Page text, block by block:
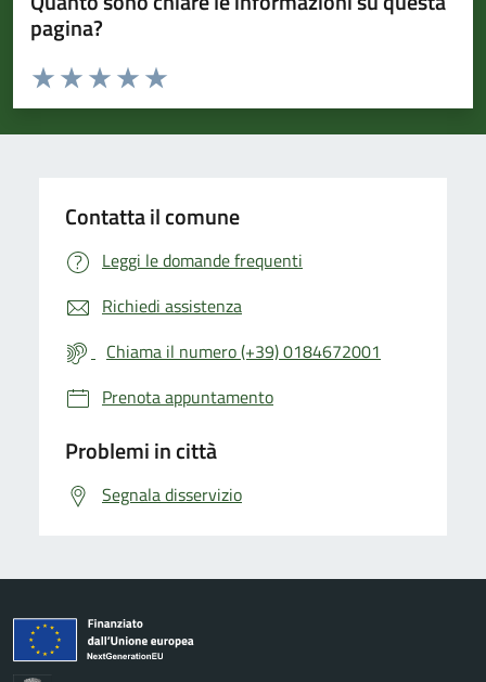
pagina?
Valuta da 1 a 5 stelle la pagina
Valuta 5 stelle su 5
Valuta 4 stelle su 5
Valuta 3 stelle su 5
Valuta 2 stelle su 5
Valuta 1 stelle su 5
Contatta il comune
Leggi le domande frequenti
Richiedi assistenza
Chiama il numero (+39) 0184672001
Prenota appuntamento
Problemi in città
Segnala disservizio